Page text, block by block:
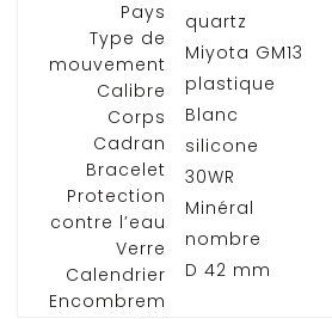
Pays
Type de
mouvement
quartz
Calibre
Miyota GM13
Corps
plastique
Cadran
Blanc
Bracelet
silicone
Protection
contre l’eau
30WR
Verre
Minéral
Calendrier
nombre
Encombrem
D 42 mm